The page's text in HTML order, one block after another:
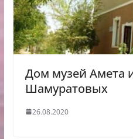
Дом музей Амета
Шамуратовых
26.08.2020